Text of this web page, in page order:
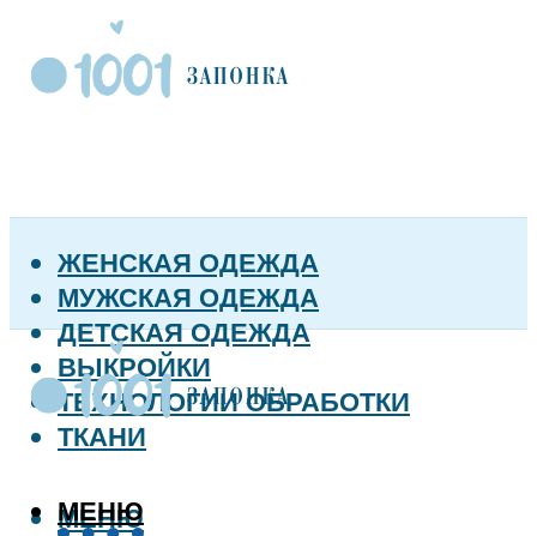
ЖЕНСКАЯ ОДЕЖДА
МУЖСКАЯ ОДЕЖДА
ДЕТСКАЯ ОДЕЖДА
ВЫКРОЙКИ
ТЕХНОЛОГИИ ОБРАБОТКИ
ТКАНИ
МЕНЮ
МЕНЮ